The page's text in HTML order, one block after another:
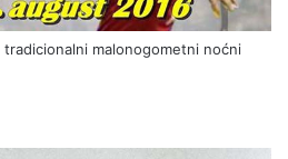
tradicionalni malonogometni noćni